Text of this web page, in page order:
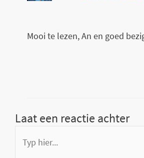
Mooi te lezen, An en goed
Laat een reactie achter